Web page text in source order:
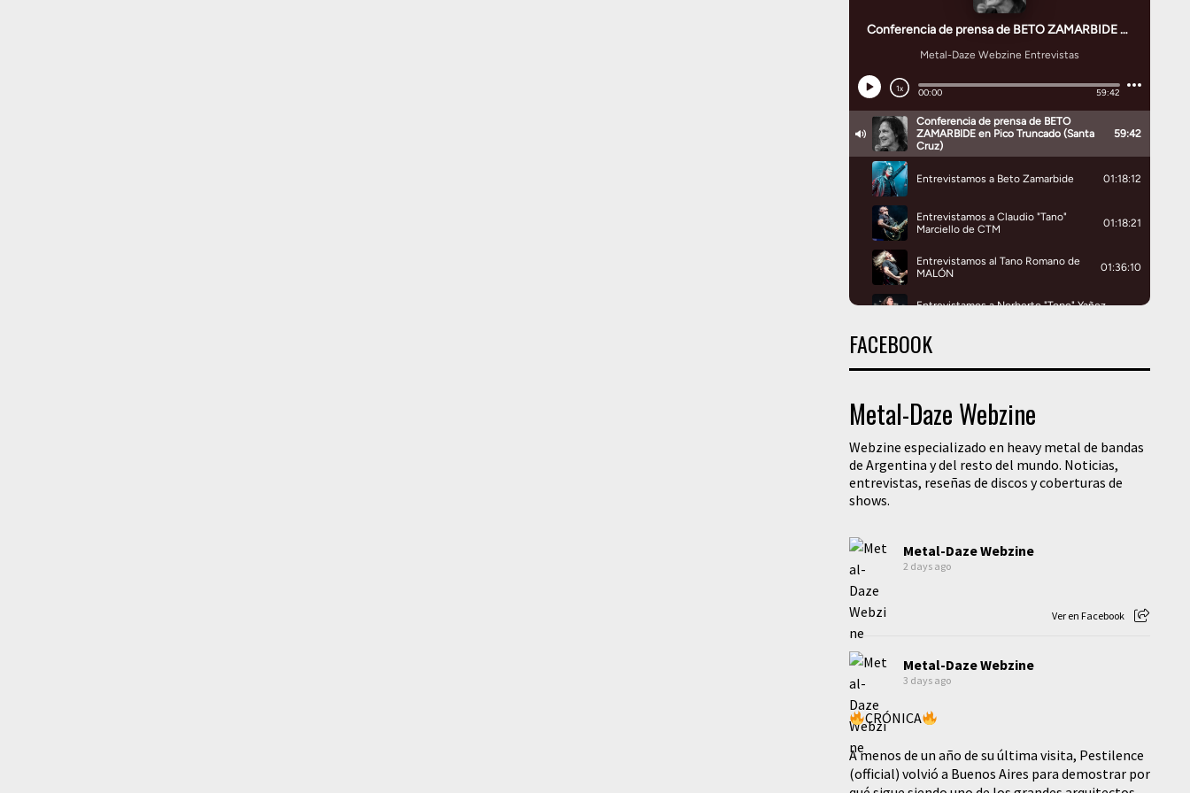
FACEBOOK
Metal-Daze Webzine
Webzine especializado en heavy metal de bandas
de Argentina y del resto del mundo. Noticias,
entrevistas, reseñas de discos y coberturas de
shows.
Metal-Daze Webzine
2 days ago
Ver en Facebook
Metal-Daze Webzine
3 days ago
CRÓNICA
A menos de un año de su última visita, Pestilence
(official) volvió a Buenos Aires para demostrar por